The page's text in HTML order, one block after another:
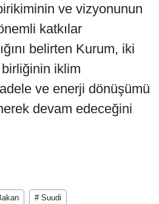
ve vizyonunun
katkılar
belirten Kurum, iki
iklim
ve enerji dönüşümü
devam edeceğini
# Suudi